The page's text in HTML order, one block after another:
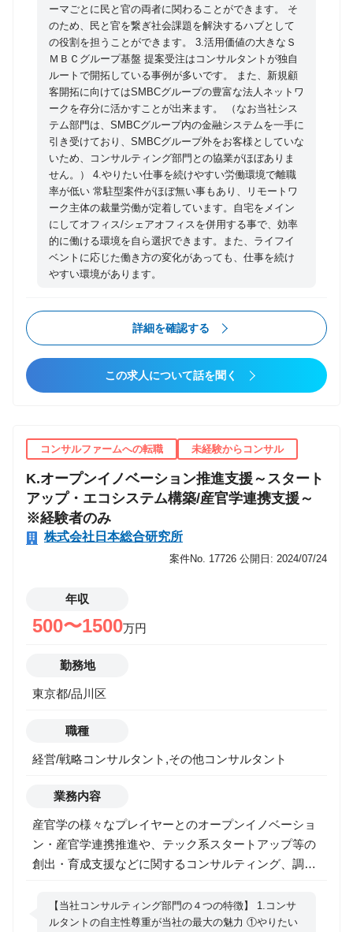
ーマごとに民と官の両者に関わることができます。 そ
のため、民と官を繋ぎ社会課題を解決するハブとして
の役割を担うことができます。 3.活用価値の大きなＳ
ＭＢＣグループ基盤 提案受注はコンサルタントが独自
ルートで開拓している事例が多いです。 また、新規顧
客開拓に向けてはSMBCグループの豊富な法人ネットワ
ークを存分に活かすことが出来ます。 （なお当社シス
テム部門は、SMBCグループ内の金融システムを一手に
引き受けており、SMBCグループ外をお客様としていな
いため、コンサルティング部門との協業がほぼありま
せん。） 4.やりたい仕事を続けやすい労働環境で離職
率が低い 常駐型案件がほぼ無い事もあり、リモートワ
ーク主体の裁量労働が定着しています。自宅をメイン
にしてオフィス/シェアオフィスを併用する事で、効率
的に働ける環境を自ら選択できます。また、ライフイ
ベントに応じた働き方の変化があっても、仕事を続け
やすい環境があります。
詳細を確認する
この求人について話を聞く
コンサルファームへの転職 未経験からコンサル
K.オープンイノベーション推進支援～スタート
アップ・エコシステム構築/産官学連携支援～
※経験者のみ
株式会社日本総合研究所
案件No. 17726 公開日: 2024/07/24
年収
500〜1500万円
勤務地
東京都/品川区
職種
経営/戦略コンサルタント,その他コンサルタント
業務内容
産官学の様々なプレイヤーとのオープンイノベーショ
ン・産官学連携推進や、テック系スタートアップ等の
創出・育成支援などに関するコンサルティング、調査
ます。 【職務概要】 官公庁、国立研究機関、大学、
自治体、民間企業、スタートアップ、VCと言った様々
【当社コンサルティング部門の４つの特徴】 1.コンサ
ルタントの自主性尊重が当社の最大の魅力 ①やりたい